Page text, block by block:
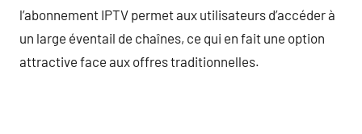
l’abonnement IPTV permet aux utilisateurs d’accéder à
un large éventail de chaînes, ce qui en fait une option
attractive face aux offres traditionnelles.